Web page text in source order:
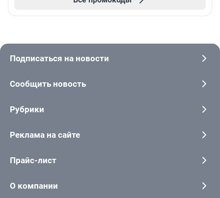
Подписаться на новости
Сообщить новость
Рубрики
Реклама на сайте
Прайс-лист
О компании